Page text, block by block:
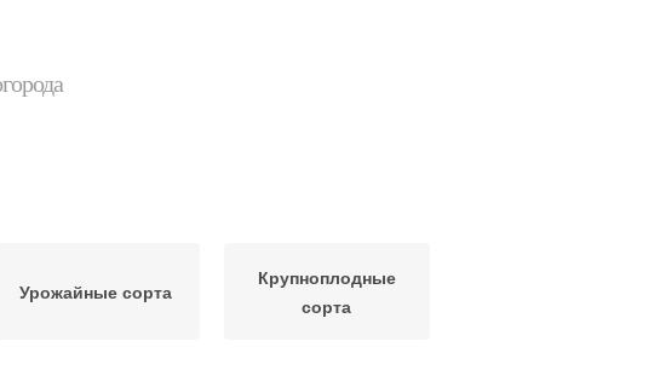
Урожайные сорта
Крупноплодные
сорта